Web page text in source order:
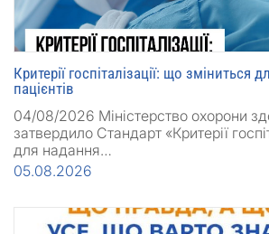
Критерії госпіталізації: що зміниться
пацієнтів
04/08/2026 Міністерство охорони
затвердило Стандарт «Критерії
для надання…
05.08.2026